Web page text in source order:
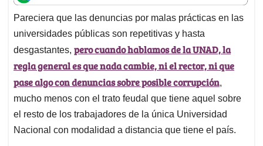
t
s
A
p
p
e
b
o
o
k
k
e
d
I
n
i
l
e
a
d
s
Pareciera que las denuncias por malas prácticas en las
universidades públicas son repetitivas y hasta
desgastantes, pero cuando hablamos de la UNAD, la
regla general es que nada cambie, ni el rector, ni que
pase algo con denuncias sobre posible corrupción,
mucho menos con el trato feudal que tiene aquel sobre
el resto de los trabajadores de la única Universidad
Nacional con modalidad a distancia que tiene el país.